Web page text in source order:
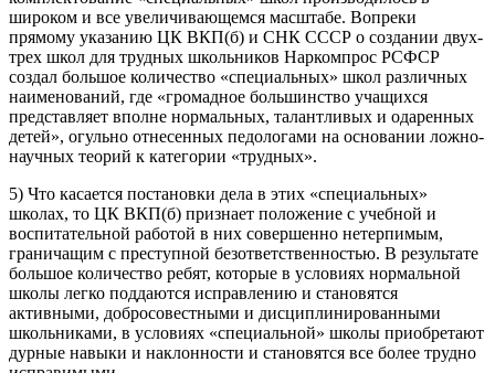
широком и все увеличивающемся масштабе. Вопреки
прямому указанию ЦК ВКП(б) и СНК СССР о создании двух-
трех школ для трудных школьников Наркомпрос РСФСР
создал большое количество «специальных» школ различных
наименований, где «громадное большинство учащихся
представляет вполне нормальных, талантливых и одаренных
детей», огульно отнесенных педологами на основании ложно-
научных теорий к категории «трудных».
5) Что касается постановки дела в этих «специальных»
школах, то ЦК ВКП(б) признает положение с учебной и
воспитательной работой в них совершенно нетерпимым,
граничащим с преступной безответственностью. В результате
большое количество ребят, которые в условиях нормальной
школы легко поддаются исправлению и становятся
активными, добросовестными и дисциплинированными
школьниками, в условиях «специальной» школы приобретают
дурные навыки и наклонности и становятся все более трудно